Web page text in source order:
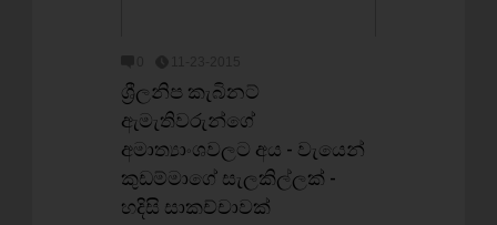
ශ්‍රීලනිප කැබිනට්
ඇමැතිවරුන්ගේ
අමාත්‍යාංශවලට අය - වැයෙන්
කුඩම්මාගේ සැලකිල්ලක් -
හදිසි සාකච්චාවක්